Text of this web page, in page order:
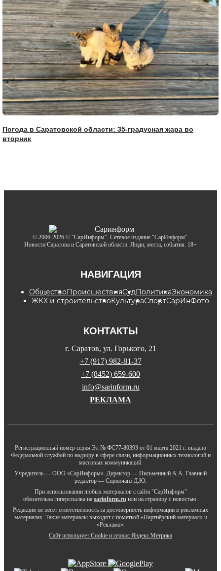
Погода в Саратовской области: 35-градусная жара во
вторник
© 2006-2026 © "СарИнформ". Сетевое издание "СарИнформ".
Новости Саратова и Саратовской области. Люди, места, события. 18+
НАВИГАЦИЯ
ОбществоПроисшествияСудПолитикаЭкономика
ЖКХ и строительствоКультураСпортСарИнФото
КОНТАКТЫ
г. Саратов, ул. Горького, 21
+7 (917) 982-81-37
+7 (8452) 659-600
info@sarinform.ru
РЕКЛАМА
Регистрационный номер серия Эл № ФС77-80393 от 01 марта 2021 г. выдано
Федеральной службой по надзору в сфере связи, информационных технологий и
массовых коммуникаций.
Учредитель — ООО «СарИнформ». Директор — Письменный А.А. Главный
редактор — Спринчанэ Д.Ю.
При использовании любых материалов с сайта "СарИнформ"
обязательна гиперссылка на sarinform.ru или на страницу с новостью.
Редакция не несет ответственность за достоверность информации в рекламных
материалах. Такие материалы выходят с пометкой «Партнёрский материал» и
«Реклама».
Сайт использует Cookie и сервиc Яндекс.Метрика